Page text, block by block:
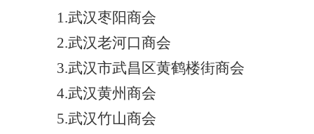
1.武汉枣阳商会
2.武汉老河口商会
3.武汉市武昌区黄鹤楼街商会
4.武汉黄州商会
5.武汉竹山商会